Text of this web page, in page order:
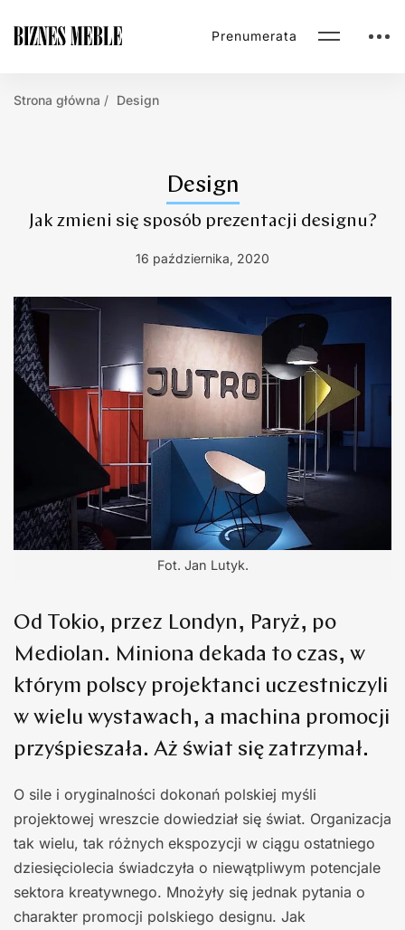
Prenumerata
Strona główna Design
Design
Jak zmieni się sposób prezentacji designu?
16 października, 2020
Fot. Jan Lutyk.
Od Tokio, przez Londyn, Paryż, po
Mediolan. Miniona dekada to czas, w
którym polscy projektanci uczestniczyli
w wielu wystawach, a machina promocji
przyśpieszała. Aż świat się zatrzymał.
O sile i oryginalności dokonań polskiej myśli
projektowej wreszcie dowiedział się świat. Organizacja
tak wielu, tak różnych ekspozycji w ciągu ostatniego
dziesięciolecia świadczyła o niewątpliwym potencjale
sektora kreatywnego. Mnożyły się jednak pytania o
charakter promocji polskiego designu. Jak